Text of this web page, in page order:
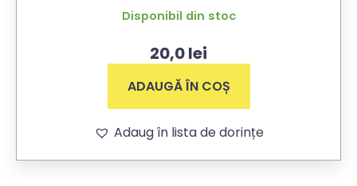
Disponibil din stoc
20,0lei
ADAUGĂ ÎN COȘ
Adaug în lista de dorințe